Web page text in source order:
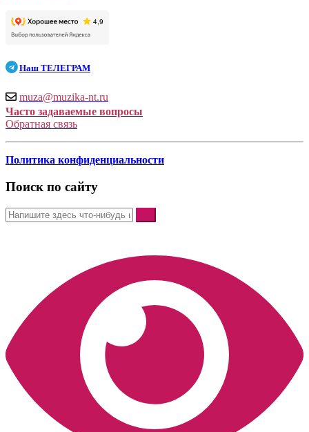
Наш ТЕЛЕГРАМ
muza@muzika-nt.ru
Часто задаваемые вопросы
Обратная связь
Политика конфиденциальности
Поиск по сайту